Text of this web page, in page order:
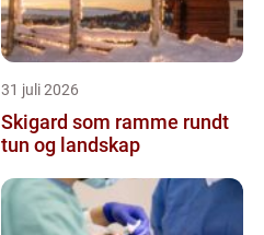
31 juli 2026
Skigard som ramme rundt
tun og landskap